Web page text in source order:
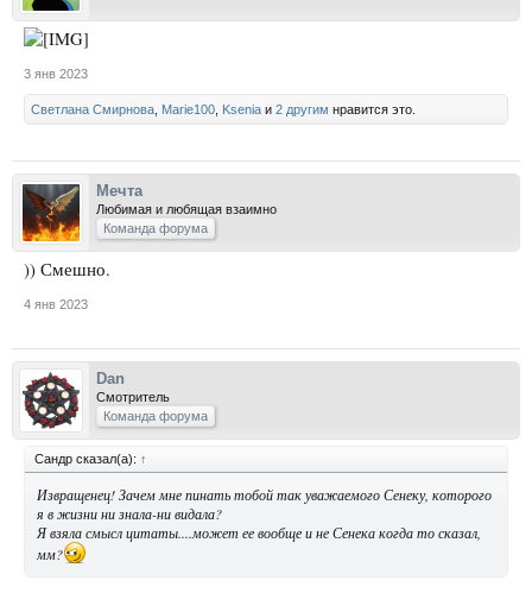
3 янв 2023
Светлана Смирнова Marie100 Ksenia и 2 другим нравится это.
Мечта
Любимая и любящая взаимно
Команда форума
)) Смешно.
4 янв 2023
Dan
Смотритель
Команда форума
Сандр сказал(а): ↑
Извращенец! Зачем мне пинать тобой так уважаемого Сенеку, которого
я в жизни ни знала-ни видала?
Я взяла смысл цитаты....может ее вообще и не Сенека когда то сказал,
мм?